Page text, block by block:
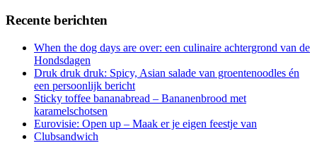
Recente berichten
When the dog days are over: een culinaire achtergrond van de
Hondsdagen
Druk druk druk: Spicy, Asian salade van groentenoodles én
een persoonlijk bericht
Sticky toffee bananabread – Bananenbrood met
karamelschotsen
Eurovisie: Open up – Maak er je eigen feestje van
Clubsandwich